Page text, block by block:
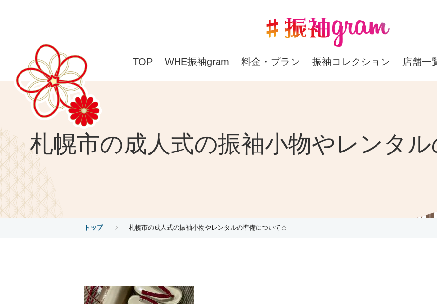
TOP WHE振袖gram 料金・プラン 振袖コレクション 店舗一
札幌市の成人式の振袖小物やレンタ
トップ 札幌市の成人式の振袖小物やレンタルの準備について☆